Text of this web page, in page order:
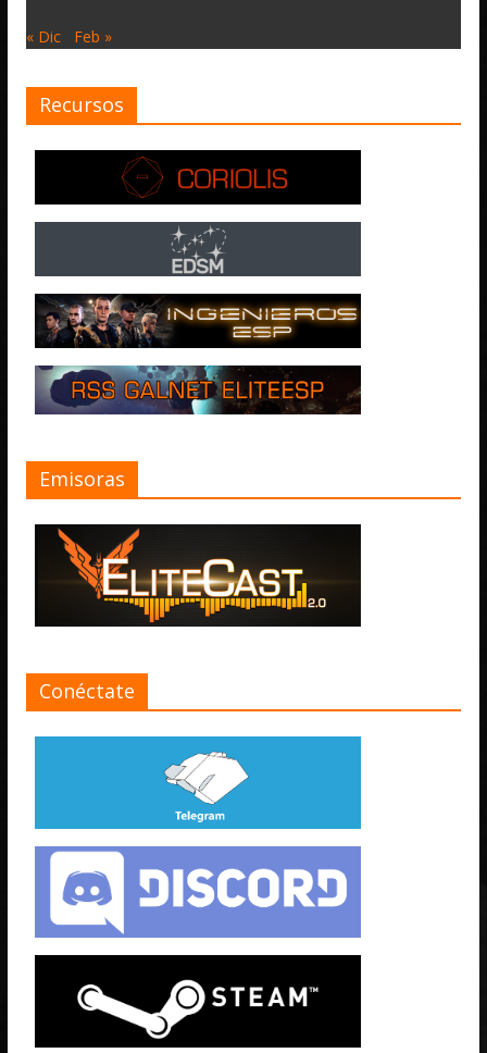
« Dic Feb »
Recursos
Emisoras
Conéctate